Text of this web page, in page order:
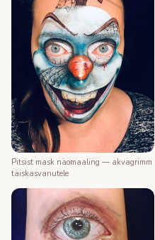
Pitsist mask näomaaling — akvagrimm
täiskasvanutele